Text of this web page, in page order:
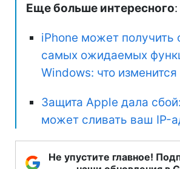
Еще больше интересного:
iPhone может получить
самых ожидаемых
Windows: что изменится
Защита Apple дала
может сливать ваш IP-
Не упустите главное!